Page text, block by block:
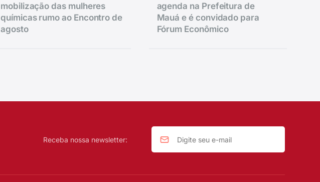
mobilização das mulheres
químicas rumo ao Encontro de
agosto
agenda na Prefeitura de
Mauá e é convidado para
Fórum Econômico
Receba nossa newsletter: